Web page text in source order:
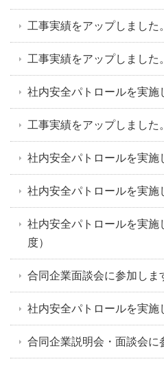
工事実績をアップしました。
工事実績をアップしました。
社内安全パトロールを実施
工事実績をアップしました。
社内安全パトロールを実施
社内安全パトロールを実施
社内安全パトロールを実
度）
合同企業面談会に参加しま
社内安全パトロールを実施
合同企業説明会・面談会に